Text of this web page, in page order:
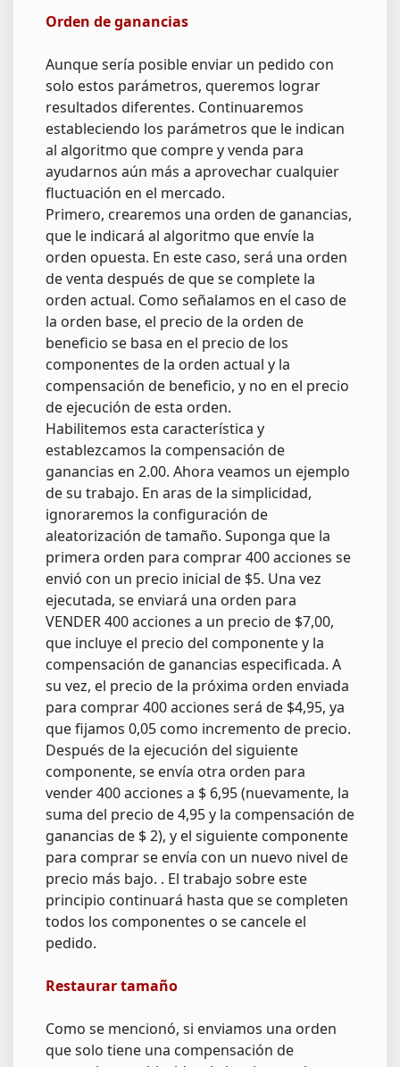
Orden de ganancias
Aunque sería posible enviar un pedido con
solo estos parámetros, queremos lograr
resultados diferentes. Continuaremos
estableciendo los parámetros que le indican
al algoritmo que compre y venda para
ayudarnos aún más a aprovechar cualquier
fluctuación en el mercado.
Primero, crearemos una orden de ganancias,
que le indicará al algoritmo que envíe la
orden opuesta. En este caso, será una orden
de venta después de que se complete la
orden actual. Como señalamos en el caso de
la orden base, el precio de la orden de
beneficio se basa en el precio de los
componentes de la orden actual y la
compensación de beneficio, y no en el precio
de ejecución de esta orden.
Habilitemos esta característica y
establezcamos la compensación de
ganancias en 2.00. Ahora veamos un ejemplo
de su trabajo. En aras de la simplicidad,
ignoraremos la configuración de
aleatorización de tamaño. Suponga que la
primera orden para comprar 400 acciones se
envió con un precio inicial de $5. Una vez
ejecutada, se enviará una orden para
VENDER 400 acciones a un precio de $7,00,
que incluye el precio del componente y la
compensación de ganancias especificada. A
su vez, el precio de la próxima orden enviada
para comprar 400 acciones será de $4,95, ya
que fijamos 0,05 como incremento de precio.
Después de la ejecución del siguiente
componente, se envía otra orden para
vender 400 acciones a $ 6,95 (nuevamente, la
suma del precio de 4,95 y la compensación de
ganancias de $ 2), y el siguiente componente
para comprar se envía con un nuevo nivel de
precio más bajo. . El trabajo sobre este
principio continuará hasta que se completen
todos los componentes o se cancele el
pedido.
Restaurar tamaño
Como se mencionó, si enviamos una orden
que solo tiene una compensación de